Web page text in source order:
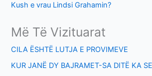
Kush e vrau Lindsi Grahamin?
Më Të Vizituarat
CILA ËSHTË LUTJA E PROVIMEVE
KUR JANË DY BAJRAMET-SA DITË KA